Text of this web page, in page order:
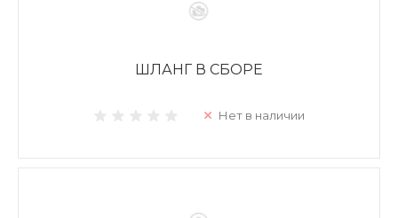
ШЛАНГ В СБОРЕ
Нет в наличии